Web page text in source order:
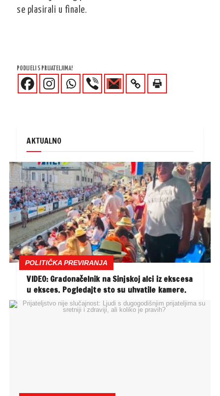
se plasirali u finale.
PODIJELI S PRIJATELJIMA!
AKTUALNO
POLITIČKA PREVIRANJA
VIDEO: Gradonačelnik na Sinjskoj alci iz ekscesa
u eksces. Pogledajte sto su uhvatile kamere.